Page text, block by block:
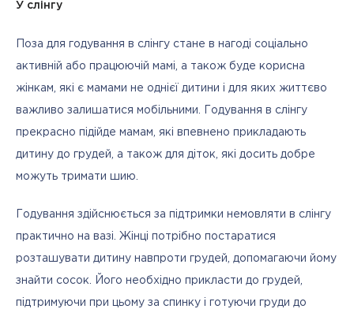
У слінгу
Поза для годування в слінгу стане в нагоді соціально
активній або працюючій мамі, а також буде корисна
жінкам, які є мамами не однієї дитини і для яких життєво
важливо залишатися мобільними. Годування в слінгу
прекрасно підійде мамам, які впевнено прикладають
дитину до грудей, а також для діток, які досить добре
можуть тримати шию.
Годування здійснюється за підтримки немовляти в слінгу
практично на вазі. Жінці потрібно постаратися
розташувати дитину навпроти грудей, допомагаючи йому
знайти сосок. Його необхідно прикласти до грудей,
підтримуючи при цьому за спинку і готуючи груди до